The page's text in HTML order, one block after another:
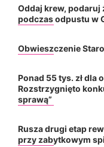
Oddaj krew,
podczas odpustu w
Obwieszczenie
Ponad 55 tys. zł dla
Rozstrzygnięto
sprawą”
Rusza drugi etap
przy zabytkowym